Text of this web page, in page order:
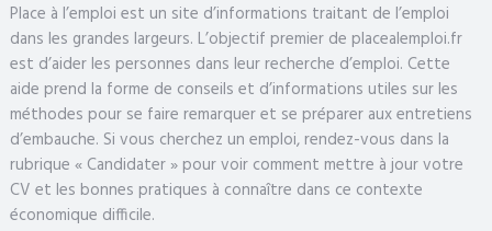
Place à l’emploi est un site d’informations traitant de l’emploi
dans les grandes largeurs. L’objectif premier de placealemploi.fr
est d’aider les personnes dans leur recherche d’emploi. Cette
aide prend la forme de conseils et d’informations utiles sur les
méthodes pour se faire remarquer et se préparer aux entretiens
d’embauche. Si vous cherchez un emploi, rendez-vous dans la
rubrique « Candidater » pour voir comment mettre à jour votre
CV et les bonnes pratiques à connaître dans ce contexte
économique difficile.